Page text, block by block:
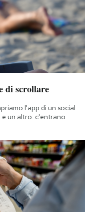
di scrollare
l'app di un social
un altro: c'entrano